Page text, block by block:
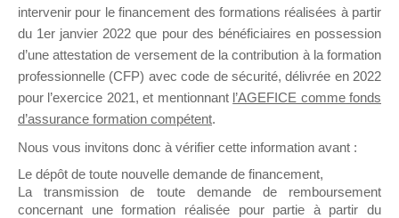
dirigeant
Démarré par :ASIO FRANCE
dans : Mallette du Dirigeant
années et
4 mois
Modération
AGEFICE
Appel à
Proposition Mallette
du Dirigeant 2019
2 5
il y a 7
années et
4 mois
intervenir pour le financement des formations réalisées à partir
du 1er janvier 2022 que pour des bénéficiaires en possession
d’une attestation de versement de la contribution à la formation
professionnelle (CFP) avec code de sécurité, délivrée en 2022
pour l’exercice 2021, et mentionnant l’AGEFICE comme fonds
d’assurance formation compétent.
Nous vous invitons donc à vérifier cette information avant :
Le dépôt de toute nouvelle demande de financement,
La transmission de toute demande de remboursement
concernant une formation réalisée pour partie à partir du